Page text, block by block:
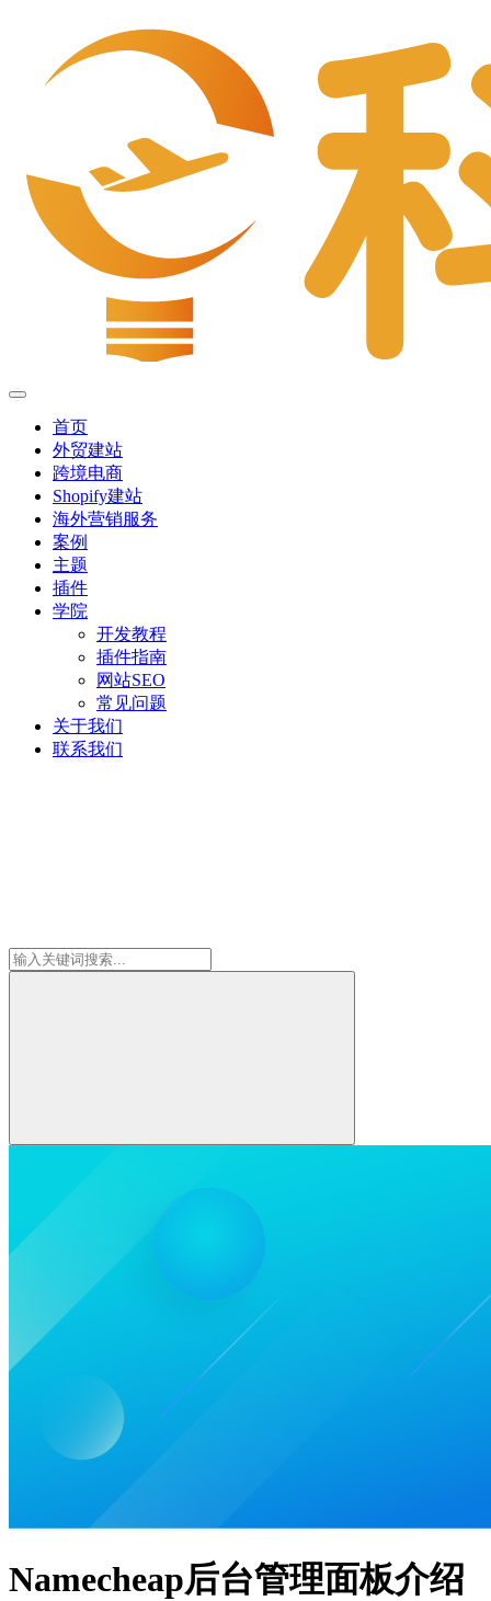
首页
外贸建站
跨境电商
Shopify建站
海外营销服务
案例
主题
插件
学院
开发教程
插件指南
网站SEO
常见问题
关于我们
联系我们
Namecheap后台管理面板介绍